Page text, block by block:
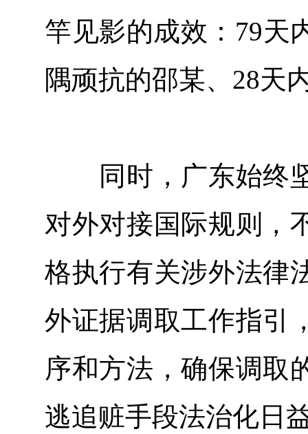
竿见影的成效：79天
隅顽抗的邵某、28
同时，广东始终坚
对外对接国际规则，
格执行有关涉外法律
外证据调取工作指引
序和方法，确保调取
逃追赃手段法治化日